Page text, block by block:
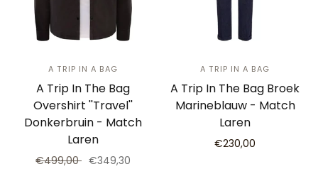
A TRIP IN A BAG
A Trip In The Bag
Overshirt ''Travel''
Donkerbruin - Match
Laren
€499,00 €349,30
A TRIP IN A BAG
A Trip In The Bag Broek
Marineblauw - Match
Laren
€230,00